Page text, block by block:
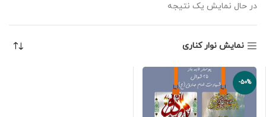
در حال نمایش یک نتیجه
نمایش نوار کناری
-50%